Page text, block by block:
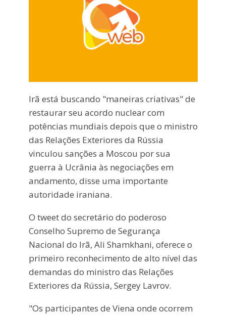
Irã está buscando "maneiras criativas" de
restaurar seu acordo nuclear com
potências mundiais depois que o ministro
das Relações Exteriores da Rússia
vinculou sanções a Moscou por sua
guerra à Ucrânia às negociações em
andamento, disse uma importante
autoridade iraniana.
O tweet do secretário do poderoso
Conselho Supremo de Segurança
Nacional do Irã, Ali Shamkhani, oferece o
primeiro reconhecimento de alto nível das
demandas do ministro das Relações
Exteriores da Rússia, Sergey Lavrov.
"Os participantes de Viena onde ocorrem